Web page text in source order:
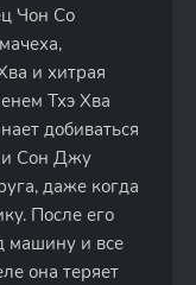
Чон Со
и хитрая
Тхэ Хва
добиваться
и Сон Джу
даже когда
После его
машину и все
она теряет